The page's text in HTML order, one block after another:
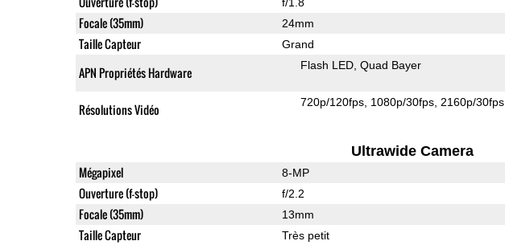
Focale (35mm) 24mm
Taille Capteur Grand
APN Propriétés Hardware Flash LED Quad Bayer
Résolutions Vidéo 720p/120fps 1080p/30fps 2160p/30fps
Ultrawide Camera
Mégapixel 8-MP
Ouverture (f-stop) f/2.2
Focale (35mm) 13mm
Taille Capteur Très petit